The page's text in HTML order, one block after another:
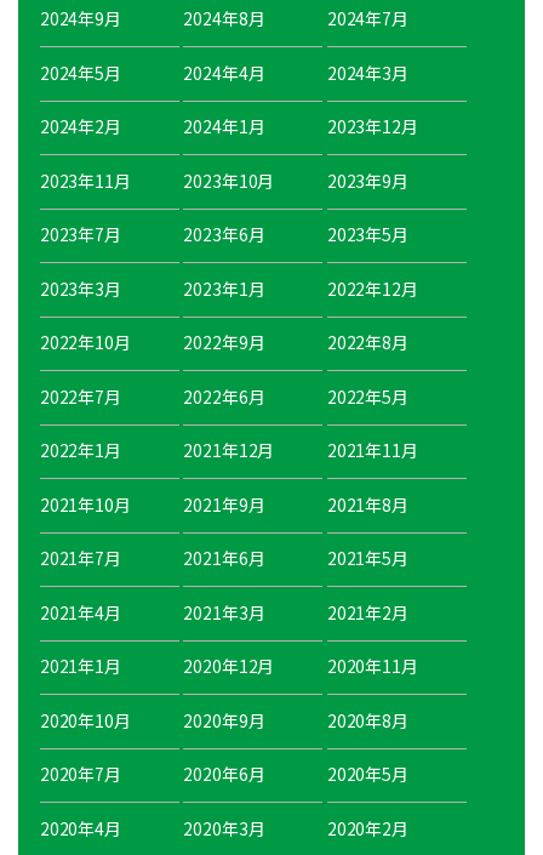
2024年9月 2024年8月 2024年7月
2024年5月 2024年4月 2024年3月
2024年2月 2024年1月 2023年12月
2023年11月 2023年10月 2023年9月
2023年7月 2023年6月 2023年5月
2023年3月 2023年1月 2022年12月
2022年10月 2022年9月 2022年8月
2022年7月 2022年6月 2022年5月
2022年1月 2021年12月 2021年11月
2021年10月 2021年9月 2021年8月
2021年7月 2021年6月 2021年5月
2021年4月 2021年3月 2021年2月
2021年1月 2020年12月 2020年11月
2020年10月 2020年9月 2020年8月
2020年7月 2020年6月 2020年5月
2020年4月 2020年3月 2020年2月